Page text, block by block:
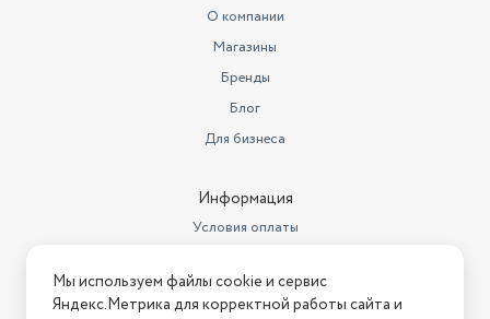
О компании
Магазины
Бренды
Блог
Для бизнеса
Информация
Условия оплаты
Условия возврата
Мы используем файлы cookie и сервис
Яндекс.Метрика для корректной работы сайта и